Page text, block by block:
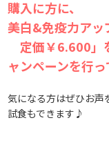
購入に方に、
美白&免疫力ア
定価￥6.600」
ャンペーンを 行っ
気になる方はぜひお
試食もできます♪